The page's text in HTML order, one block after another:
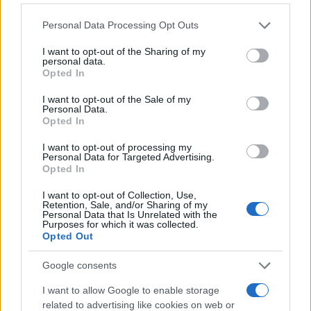
Personal Data Processing Opt Outs
I want to opt-out of the Sharing of my
personal data.
Opted In
I want to opt-out of the Sale of my
Personal Data.
Opted In
I want to opt-out of processing my
Personal Data for Targeted Advertising.
Opted In
I want to opt-out of Collection, Use,
Retention, Sale, and/or Sharing of my
Personal Data that Is Unrelated with the
Purposes for which it was collected.
Opted Out
Google consents
I want to allow Google to enable storage
related to advertising like cookies on web or
#ljekar #voće #jabuke
POVEZANO
Pojeli ste sjemenku jabuke
slučajno? Evo šta trebate znati